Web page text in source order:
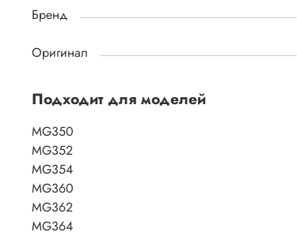
Бренд
Оригинал
Подходит для моделей
MG350
MG352
MG354
MG360
MG362
MG364